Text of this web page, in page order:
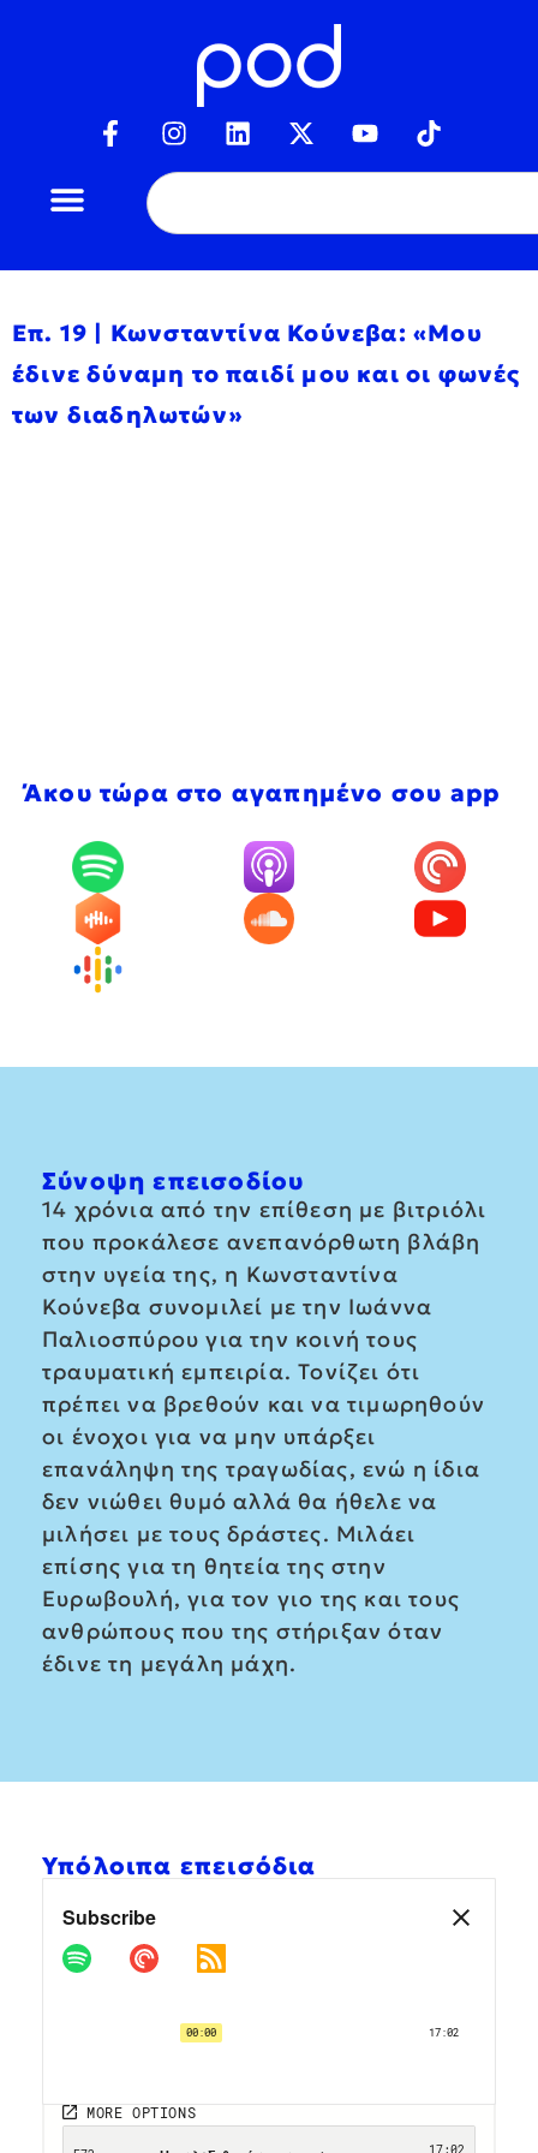
Επ. 19 | Κωνσταντίνα Κούνεβα: «Μου
έδινε δύναμη το παιδί μου και οι φωνές
των διαδηλωτών»
Άκου τώρα στο αγαπημένο σου app
Σύνοψη επεισοδίου
14 χρόνια από την επίθεση με βιτριόλι
που προκάλεσε ανεπανόρθωτη βλάβη
στην υγεία της, η Κωνσταντίνα
Κούνεβα συνομιλεί με την Ιωάννα
Παλιοσπύρου για την κοινή τους
τραυματική εμπειρία. Τονίζει ότι
πρέπει να βρεθούν και να τιμωρηθούν
οι ένοχοι για να μην υπάρξει
επανάληψη της τραγωδίας, ενώ η ίδια
δεν νιώθει θυμό αλλά θα ήθελε να
μιλήσει με τους δράστες. Μιλάει
επίσης για τη θητεία της στην
Ευρωβουλή, για τον γιο της και τους
ανθρώπους που της στήριξαν όταν
έδινε τη μεγάλη μάχη.
Υπόλοιπα επεισόδια